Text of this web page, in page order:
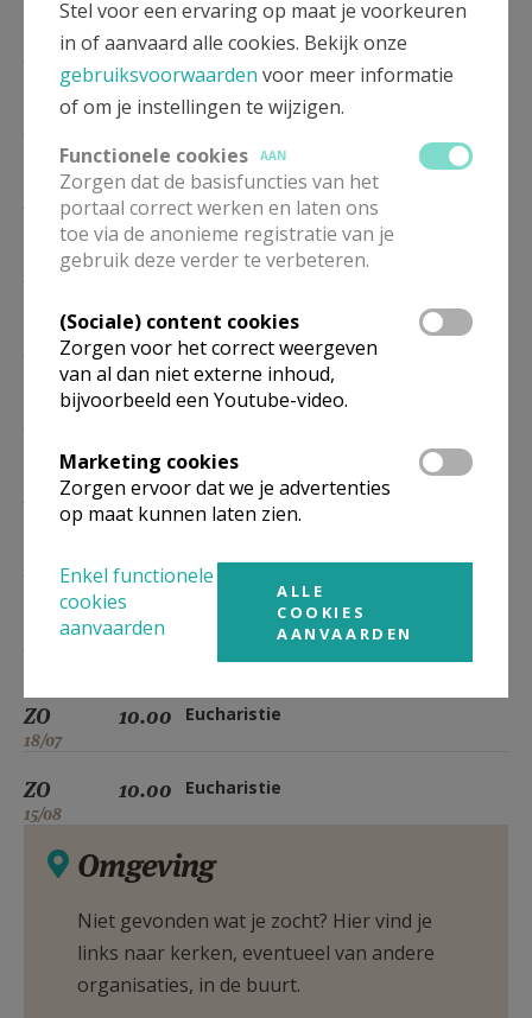
20/09
18/10
10.00 Eucharistie
10.00 Eucharistie
20/12
10.00 Eucharistie
10.00 Eucharistie
21/02
10.00 Eucharistie
18/04
10.00 Eucharistie
10.00 Eucharistie
10.00 Eucharistie
ZO
18/07
10.00 Eucharistie
ZO
15/08
10.00 Eucharistie
Omgeving
Niet gevonden wat je zocht? Hier vind je
links naar kerken, eventueel van andere
organisaties, in de buurt.
Stel voor een ervaring op maat je voorkeuren
in of aanvaard alle cookies. Bekijk onze
gebruiksvoorwaarden voor meer informatie
of om je instellingen te wijzigen.
Functionele cookies
AAN
Zorgen dat de basisfuncties van het
portaal correct werken en laten ons
toe via de anonieme registratie van je
gebruik deze verder te verbeteren.
(Sociale) content cookies
Zorgen voor het correct weergeven
van al dan niet externe inhoud,
bijvoorbeeld een Youtube-video.
Marketing cookies
Zorgen ervoor dat we je advertenties
op maat kunnen laten zien.
Enkel functionele
cookies
aanvaarden
ALLE
COOKIES
AANVAARDEN